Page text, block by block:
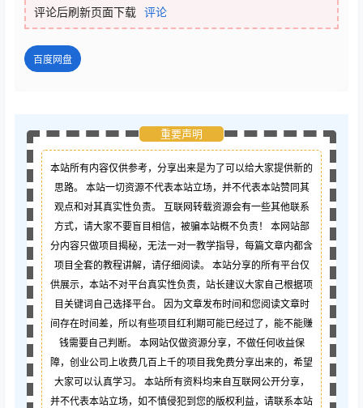
评论后刷新页面下载 评论
百度网盘
重要声明
本站所有内容仅供参考，分享出来是为了可以给大家提供新的
思路。 本站一切资源不代表本站立场，并不代表本站赞同其
观点和对其真实性负责。 互联网转载资源会有一些其他联系
方式，请大家不要盲目相信，被骗本站概不负责！ 本网站部
分内容只做项目揭秘，无法一对一教学指导，每篇文章内都含
项目全套的教程讲解，请仔细阅读。 本站分享的所有平台仅
供展示，本站不对平台真实性负责，站长建议大家自己根据项
目关键词自己选择平台。 因为文章发布时间和您阅读文章时
间存在时间差，所以有些项目红利期可能已经过了，能不能赚
钱需要自己判断。 本网站仅做资源分享，不做任何收益保
障，创业公司上收费几百上千的项目我免费分享出来的，希望
大家可以认真学习。 本站所有资料均来自互联网公开分享，
并不代表本站立场，如不慎侵犯到您的版权利益，请联系本站